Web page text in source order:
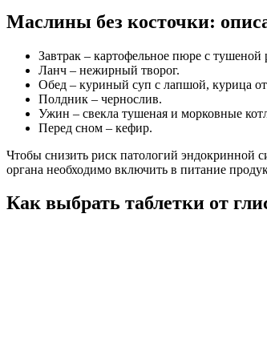
Маслины без косточки:
Завтрак – картофельное пюре с
Ланч – нежирный творог.
Обед – куриный суп с лапшой, курица
Полдник – чернослив.
Ужин – свекла тушеная и морковные
Перед сном – кефир.
Чтобы снизить риск патологий эндокринной
органа необходимо включить в питание
Как выбрать таблетки от